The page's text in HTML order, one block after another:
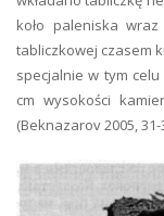
koło paleniska
tabliczkowej czasem
specjalnie w tym
cm wysokości
(Beknazarov 2005, 31-